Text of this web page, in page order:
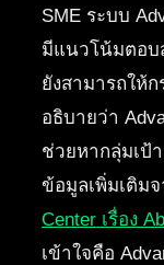
SME ระบบ
มีแนวโน้มตอบ
ยังสามารถให้
อธิบายว่า
ช่วยหากลุ่มเป้
ข้อมูลเพิ่มเติม
Center เรื่อง
เข้าใจคือ